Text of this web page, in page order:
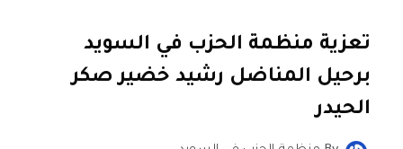
تعزية منظمة الحزب في السويد
برحيل المناضل رشيد خضير صكر
الحيدر